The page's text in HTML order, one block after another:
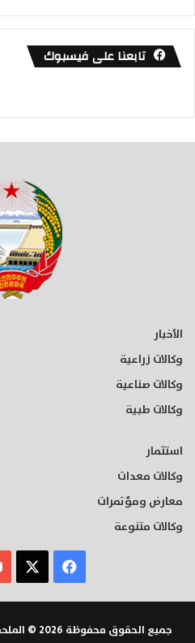
تابعنا على فيسبوك
الأخبار
وكالات زراعية
وكالات صناعية
وكالات طبية
استثمار
وكالات معدات
معارض ومؤتمرات
وكالات متنوعة
فيسبوك
جميع الحقوق محفوظة 2026 © الملحقية الاقتصادية والتجارية الكورية